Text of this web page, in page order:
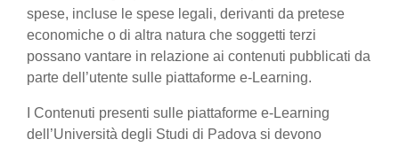
spese, incluse le spese legali, derivanti da pretese
economiche o di altra natura che soggetti terzi
possano vantare in relazione ai contenuti pubblicati da
parte dell’utente sulle piattaforme e-Learning.
I Contenuti presenti sulle piattaforme e-Learning
dell’Università degli Studi di Padova si devono